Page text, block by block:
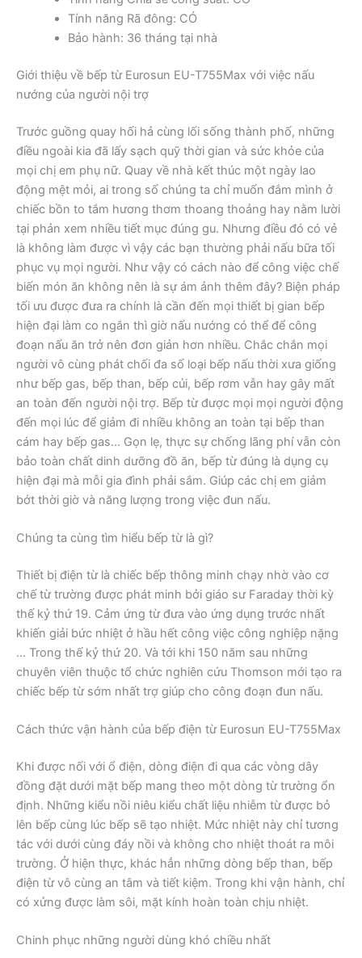
Tính năng Rã đông: CÓ
Bảo hành: 36 tháng tại nhà
Giới thiệu về bếp từ Eurosun EU-T755Max với việc nấu
nướng của người nội trợ
Trước guồng quay hối hả cùng lối sống thành phố, những
điều ngoài kia đã lấy sạch quỹ thời gian và sức khỏe của
mọi chị em phụ nữ. Quay về nhà kết thúc một ngày lao
động mệt mỏi, ai trong số chúng ta chỉ muốn đắm mình ở
chiếc bồn to tắm hương thơm thoang thoảng hay nằm lười
tại phản xem nhiều tiết mục đúng gu. Nhưng điều đó có vẻ
là không làm được vì vậy các bạn thường phải nấu bữa tối
phục vụ mọi người. Như vậy có cách nào để công việc chế
biến món ăn không nên là sự ám ảnh thêm đây? Biện pháp
tối ưu được đưa ra chính là cần đến mọi thiết bị gian bếp
hiện đại làm co ngắn thì giờ nấu nướng có thể để công
đoạn nấu ăn trở nên đơn giản hơn nhiều. Chắc chắn mọi
người vô cùng phát chối đa số loại bếp nấu thời xưa giống
như bếp gas, bếp than, bếp củi, bếp rơm vẫn hay gây mất
an toàn đến người nội trợ. Bếp từ được mọi mọi người động
đến mọi lúc để giảm đi nhiều không an toàn tại bếp than
cám hay bếp gas… Gọn lẹ, thực sự chống lãng phí vẫn còn
bảo toàn chất dinh dưỡng đồ ăn, bếp từ đúng là dụng cụ
hiện đại mà mỗi gia đình phải sắm. Giúp các chị em giảm
bớt thời giờ và năng lượng trong việc đun nấu.
Chúng ta cùng tìm hiểu bếp từ là gì?
Thiết bị điện từ là chiếc bếp thông minh chạy nhờ vào cơ
chế từ trường được phát minh bởi giáo sư Faraday thời kỳ
thế kỷ thứ 19. Cảm ứng từ đưa vào ứng dụng trước nhất
khiến giải bức nhiệt ở hầu hết công việc công nghiệp nặng
… Trong thế kỷ thứ 20. Và tới khi 150 năm sau những
chuyên viên thuộc tổ chức nghiên cứu Thomson mới tạo ra
chiếc bếp từ sớm nhất trợ giúp cho công đoạn đun nấu.
Cách thức vận hành của bếp điện từ Eurosun EU-T755Max
Khi được nối với ổ điện, dòng điện đi qua các vòng dây
đồng đặt dưới mặt bếp mang theo một dòng từ trường ổn
định. Những kiểu nồi niêu kiểu chất liệu nhiễm từ được bỏ
lên bếp cùng lúc bếp sẽ tạo nhiệt. Mức nhiệt này chỉ tương
tác với dưới cùng đáy nồi và không cho nhiệt thoát ra môi
trường. Ở hiện thực, khác hẳn những dòng bếp than, bếp
điện từ vô cùng an tâm và tiết kiệm. Trong khi vận hành, chỉ
có xửng được làm sôi, mặt kính hoàn toàn chịu nhiệt.
Chinh phục những người dùng khó chiều nhất